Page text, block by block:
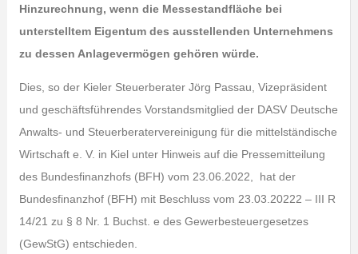
Hinzurechnung, wenn die Messestandfläche bei
unterstelltem Eigentum des ausstellenden Unternehmens
zu dessen Anlagevermögen gehören würde.
Dies, so der Kieler Steuerberater Jörg Passau, Vizepräsident
und geschäftsführendes Vorstandsmitglied der DASV Deutsche
Anwalts- und Steuerberatervereinigung für die mittelständische
Wirtschaft e. V. in Kiel unter Hinweis auf die Pressemitteilung
des Bundesfinanzhofs (BFH) vom 23.06.2022, hat der
Bundesfinanzhof (BFH) mit Beschluss vom 23.03.20222 – III R
14/21 zu § 8 Nr. 1 Buchst. e des Gewerbesteuergesetzes
(GewStG) entschieden.